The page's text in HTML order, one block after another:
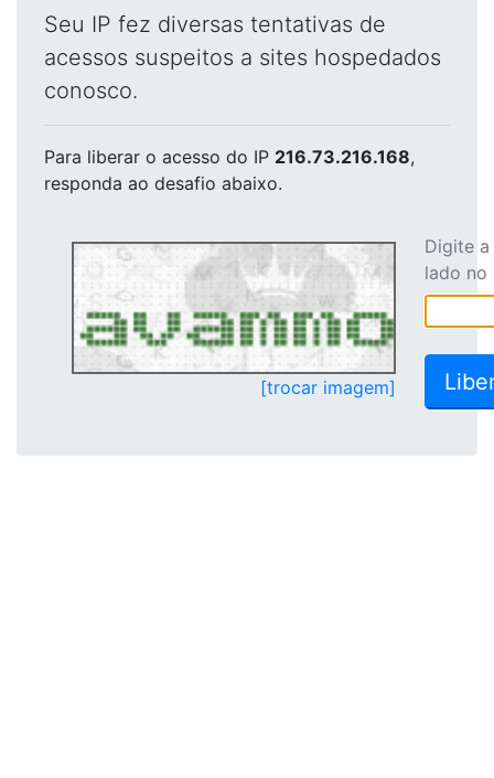
Seu IP fez diversas tentativas de
acessos suspeitos a sites hospedados
conosco.
Para liberar o acesso do IP 216.73.216.168,
responda ao desafio abaixo.
[trocar imagem]
Digite
lado no